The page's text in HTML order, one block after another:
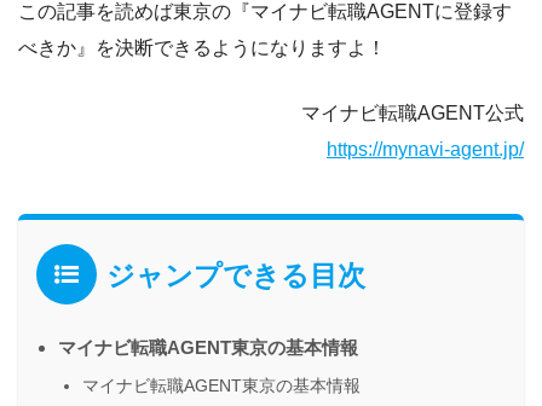
この記事を読めば東京の『マイナビ転職AGENTに登録す
べきか』を決断できるようになりますよ！
マイナビ転職AGENT公式
https://mynavi-agent.jp/
ジャンプできる目次
マイナビ転職AGENT東京の基本情報
マイナビ転職AGENT東京の基本情報